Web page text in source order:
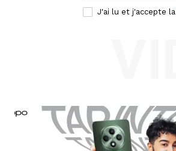
J'ai lu et j'accepte la